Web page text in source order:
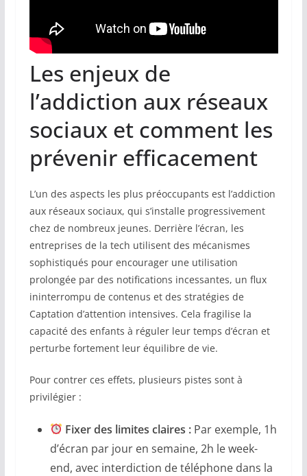
Les enjeux de
l’addiction aux réseaux
sociaux et comment les
prévenir efficacement
L’un des aspects les plus préoccupants est l’addiction
aux réseaux sociaux, qui s’installe progressivement
chez de nombreux jeunes. Derrière l’écran, les
entreprises de la tech utilisent des mécanismes
sophistiqués pour encourager une utilisation
prolongée par des notifications incessantes, un flux
ininterrompu de contenus et des stratégies de
Captation d’attention intensives. Cela fragilise la
capacité des enfants à réguler leur temps d’écran et
perturbe fortement leur équilibre de vie.
Pour contrer ces effets, plusieurs pistes sont à
privilégier :
Fixer des limites claires :Par exemple, 1h
d’écran par jour en semaine, 2h le week-
end, avec interdiction de téléphone dans la